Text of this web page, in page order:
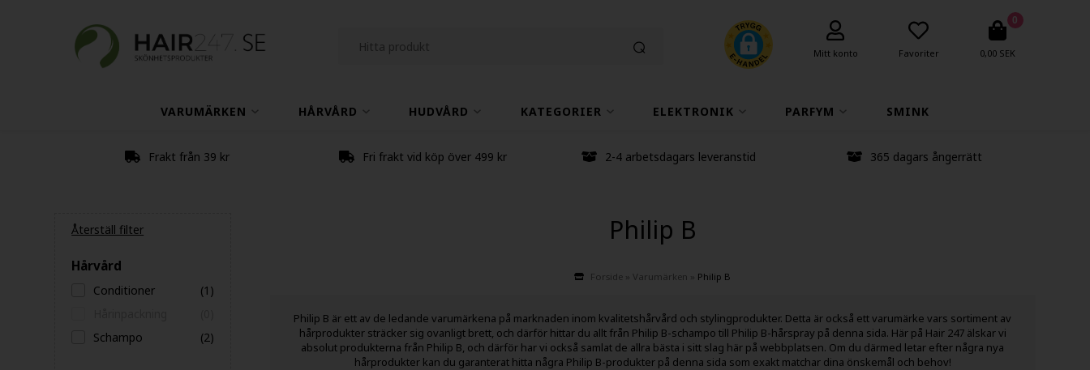
Mitt konto Favoriter
0
0,00 SEK
VARUMÄRKEN HÅRVÅRD HUDVÅRD KATEGORIER ELEKTRONIK PARFYM SMINK
Frakt från 39 kr Fri frakt vid köp över 499 kr 2-4 arbetsdagars leveranstid 365 dagars ångerrätt
Återställ filter
Hårvård
Conditioner
(1)
Schampo
(2)
Philip B
Forside » Varumärken » Philip B
Philip B är ett av de ledande varumärkena på marknaden inom kvalitetshårvård och stylingprodukter. Detta är också ett varumärke vars sortiment av
hårprodukter sträcker sig ovanligt brett, och därför hittar du allt från Philip B-schampo till Philip B-hårspray på denna sida. Här på Hair 247 älskar vi
absolut produkterna från Philip B, och därför har vi också samlat de allra bästa i sitt slag här på webbplatsen. Om du därmed letar efter några nya
hårprodukter kan du garanterat hitta några Philip B-produkter på denna sida som exakt matchar dina önskemål och behov!